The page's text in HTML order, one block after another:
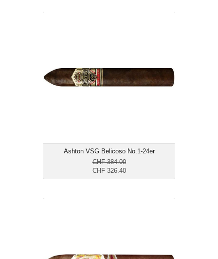
Ashton VSG Belicoso No.1-24er
CHF 384.00
CHF 326.40
Ringmass: 52
Länge: 13.3
kräftig